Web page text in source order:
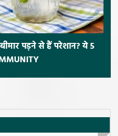
पड़ने से हैं परेशान? ये 5